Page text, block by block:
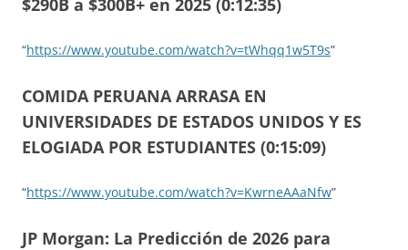
$290B a $300B+ en 2025 (0:12:35)
“https://www.youtube.com/watch?v=tWhqq1w5T9s”
COMIDA PERUANA ARRASA EN
UNIVERSIDADES DE ESTADOS UNIDOS Y ES
ELOGIADA POR ESTUDIANTES (0:15:09)
“https://www.youtube.com/watch?v=KwrneAAaNfw”
JP Morgan: La Predicción de 2026 para